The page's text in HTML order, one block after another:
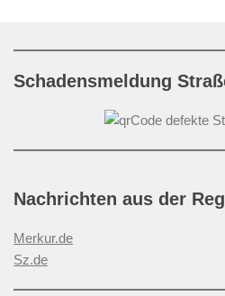
Schadensmeldung
Nachrichten aus der
Merkur.de
Sz.de